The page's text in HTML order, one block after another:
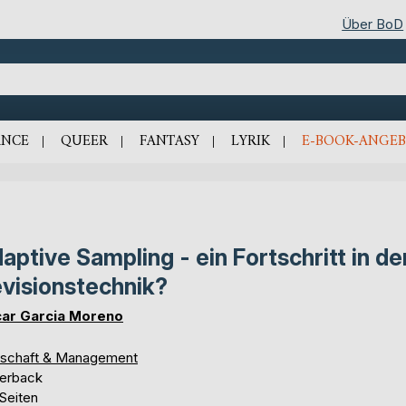
Über BoD
QUEER FANTASY LYRIK E-BOOK-
Sampling - ein Fortschritt in
Garcia Moreno
& Management